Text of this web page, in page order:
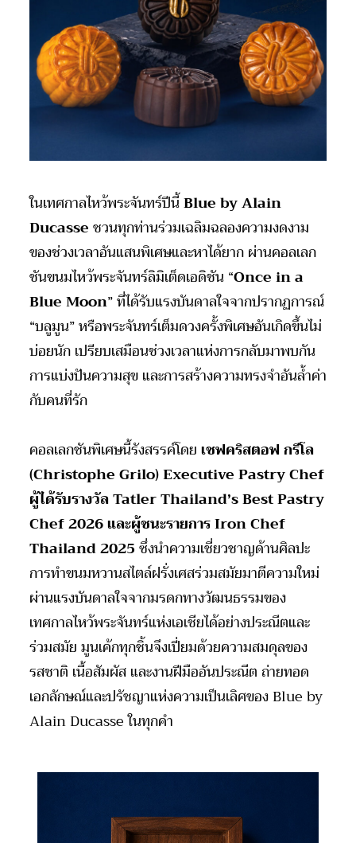
ในเทศกาลไหว้พระจันทร์ปีนี้Blue by Alain
Ducasseชวนทุกท่านร่วมเฉลิมฉลองความงดงาม
ของช่วงเวลาอันแสนพิเศษและหาได้ยาก ผ่านคอลเลก
ชันขนมไหว้พระจันทร์ลิมิเต็ดเอดิชัน “Once in a
Blue Moon” ที่ได้รับแรงบันดาลใจจากปรากฏการณ์
“บลูมูน” หรือพระจันทร์เต็มดวงครั้งพิเศษอันเกิดขึ้นไม่
บ่อยนัก เปรียบเสมือนช่วงเวลาแห่งการกลับมาพบกัน
การแบ่งปันความสุข และการสร้างความทรงจำอันล้ำค่า
กับคนที่รัก
คอลเลกชันพิเศษนี้รังสรรค์โดยเชฟคริสตอฟ กรีโล
(Christophe Grilo) Executive Pastry Chef
ผู้ได้รับรางวัล Tatler Thailand’s Best Pastry
Chef 2026 และผู้ชนะรายการ Iron Chef
Thailand 2025ซึ่งนำความเชี่ยวชาญด้านศิลปะ
การทำขนมหวานสไตล์ฝรั่งเศสร่วมสมัยมาตีความใหม่
ผ่านแรงบันดาลใจจากมรดกทางวัฒนธรรมของ
เทศกาลไหว้พระจันทร์แห่งเอเชียได้อย่างประณีตและ
ร่วมสมัย มูนเค้กทุกชิ้นจึงเปี่ยมด้วยความสมดุลของ
รสชาติ เนื้อสัมผัส และงานฝีมืออันประณีต ถ่ายทอด
เอกลักษณ์และปรัชญาแห่งความเป็นเลิศของ Blue by
Alain Ducasse ในทุกคำ